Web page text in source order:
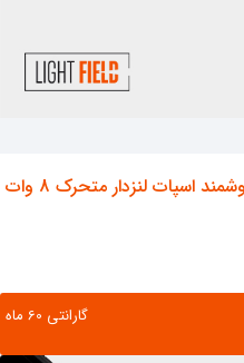
گارانتی ‌60 ماه